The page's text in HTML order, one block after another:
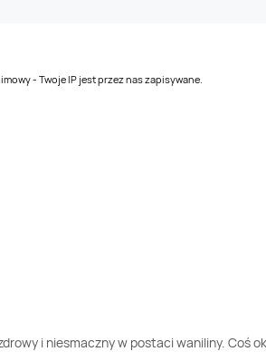
- Twoje IP jest przez nas zapisywane.
i niesmaczny w postaci waniliny. Coś